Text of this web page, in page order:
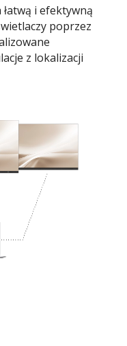
i efektywną
poprzez
z lokalizacji